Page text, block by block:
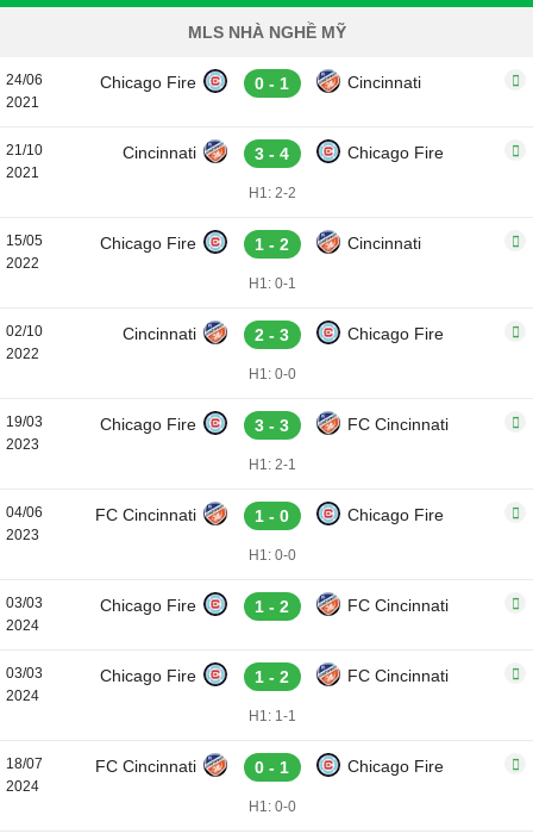
MLS NHÀ NGHỀ MỸ
24/06
2021
Chicago Fire 0 - 1 Cincinnati
21/10
2021
Cincinnati 3 - 4 Chicago Fire
H1: 2-2
15/05
2022
Chicago Fire 1 - 2 Cincinnati
H1: 0-1
02/10
2022
Cincinnati 2 - 3 Chicago Fire
H1: 0-0
19/03
2023
Chicago Fire 3 - 3 FC Cincinnati
H1: 2-1
04/06
2023
FC Cincinnati 1 - 0 Chicago Fire
H1: 0-0
03/03
2024
Chicago Fire 1 - 2 FC Cincinnati
03/03
2024
Chicago Fire 1 - 2 FC Cincinnati
H1: 1-1
18/07
2024
FC Cincinnati 0 - 1 Chicago Fire
H1: 0-0